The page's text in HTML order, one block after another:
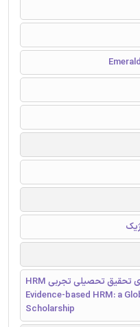
HRM مبتنی بر شواهد: یک انجمن جهانی برای تحقیق تحصیلی تجربی -
Evidence-based HRM: a
Scholarship